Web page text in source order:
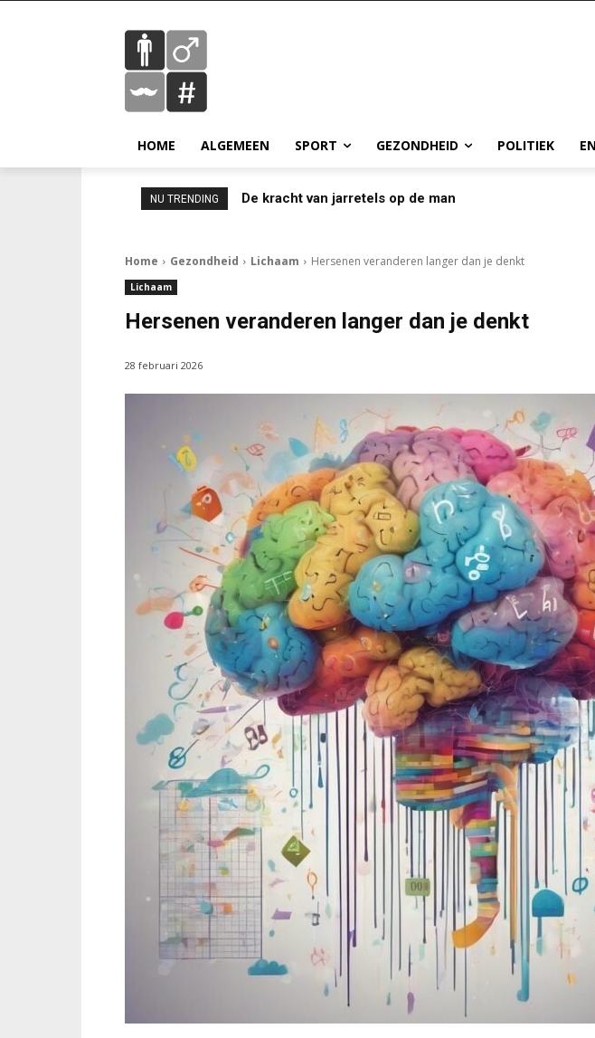
HOME ALGEMEEN SPORT GEZONDHEID POLITIEK
NU TRENDING De kracht van jarretels op de man
Home Gezondheid Lichaam Hersenen veranderen langer dan je denkt
Lichaam
Hersenen veranderen langer dan je denkt
28 februari 2026